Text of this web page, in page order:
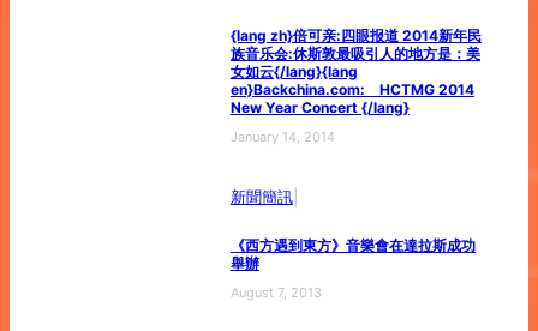
{lang zh}倍可亲:四眼报道 2014新年民
族音乐会:休斯敦最吸引人的地方是：美
女如云{/lang}{lang
en}Backchina.com: HCTMG 2014
New Year Concert {/lang}
January 14, 2014
新聞簡訊|
《西方遇到東方》音樂會在達拉斯成功
舉辦
August 7, 2013